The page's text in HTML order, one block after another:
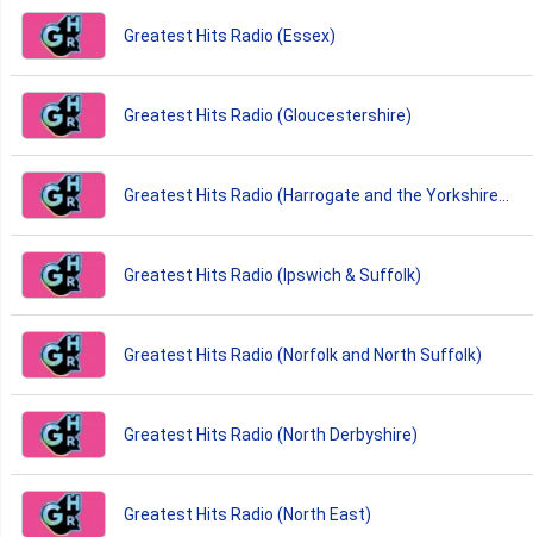
Greatest Hits Radio (Essex)
Greatest Hits Radio (Gloucestershire)
Greatest Hits Radio (Harrogate and the Yorkshire
Greatest Hits Radio (Ipswich & Suffolk)
Greatest Hits Radio (Norfolk and North Suffolk)
Greatest Hits Radio (North Derbyshire)
Greatest Hits Radio (North East)